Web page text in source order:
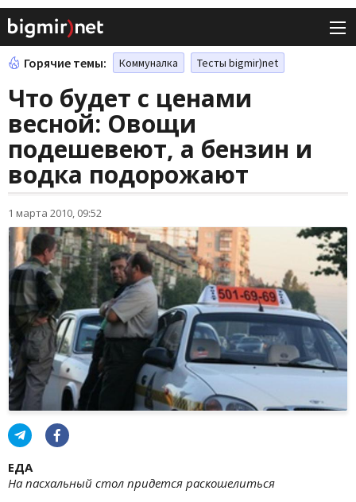
Горячие темы: Коммуналка Тесты bigmir)net
Что будет с ценами
весной: Овощи
подешевеют, а бензин и
водка подорожают
1 марта 2010, 09:52
ЕДА
На пасхальный стол придется раскошелиться